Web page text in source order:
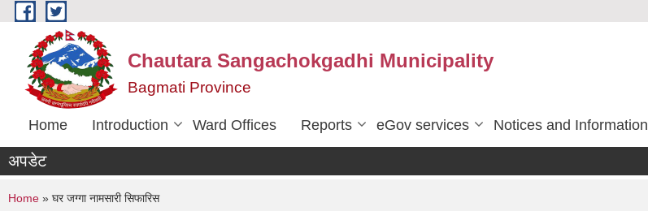
Skip to main content
Chautara Sangachokgadhi Municipality
Bagmati Province
Home Introduction Ward Offices Reports eGov services Notices and Information
अपडेट
You are here
Home » घर जग्गा नामसारी सिफारिस